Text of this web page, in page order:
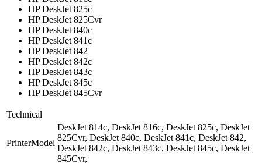
HP DeskJet 825c
HP DeskJet 825Cvr
HP DeskJet 840c
HP DeskJet 841c
HP DeskJet 842
HP DeskJet 842c
HP DeskJet 843c
HP DeskJet 845c
HP DeskJet 845Cvr
Technical
PrinterModel
DeskJet 814c, DeskJet 816c, DeskJet 825c, DeskJet
825Cvr, DeskJet 840c, DeskJet 841c, DeskJet 842,
DeskJet 842c, DeskJet 843c, DeskJet 845c, DeskJet
845Cvr,